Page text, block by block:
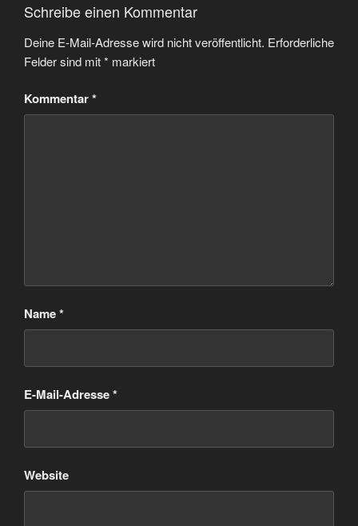
Schreibe einen Kommentar
Deine E-Mail-Adresse wird nicht veröffentlicht. Erforderliche
Felder sind mit* markiert
Kommentar*
Name*
E-Mail-Adresse*
Website